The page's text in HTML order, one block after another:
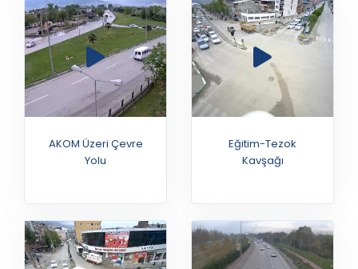
AKOM Üzeri Çevre
Yolu
Eğitim-Tezok
Kavşağı